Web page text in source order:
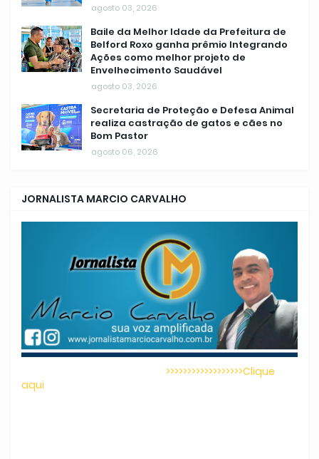
agosto 03, 2026
Baile da Melhor Idade da Prefeitura de
Belford Roxo ganha prêmio Integrando
Ações como melhor projeto de
Envelhecimento Saudável
agosto 03, 2026
Secretaria de Proteção e Defesa Animal
realiza castração de gatos e cães no
Bom Pastor
agosto 06, 2026
JORNALISTA MARCIO CARVALHO
>>>>>>>>>>>>>>>>>>Clique
aqui